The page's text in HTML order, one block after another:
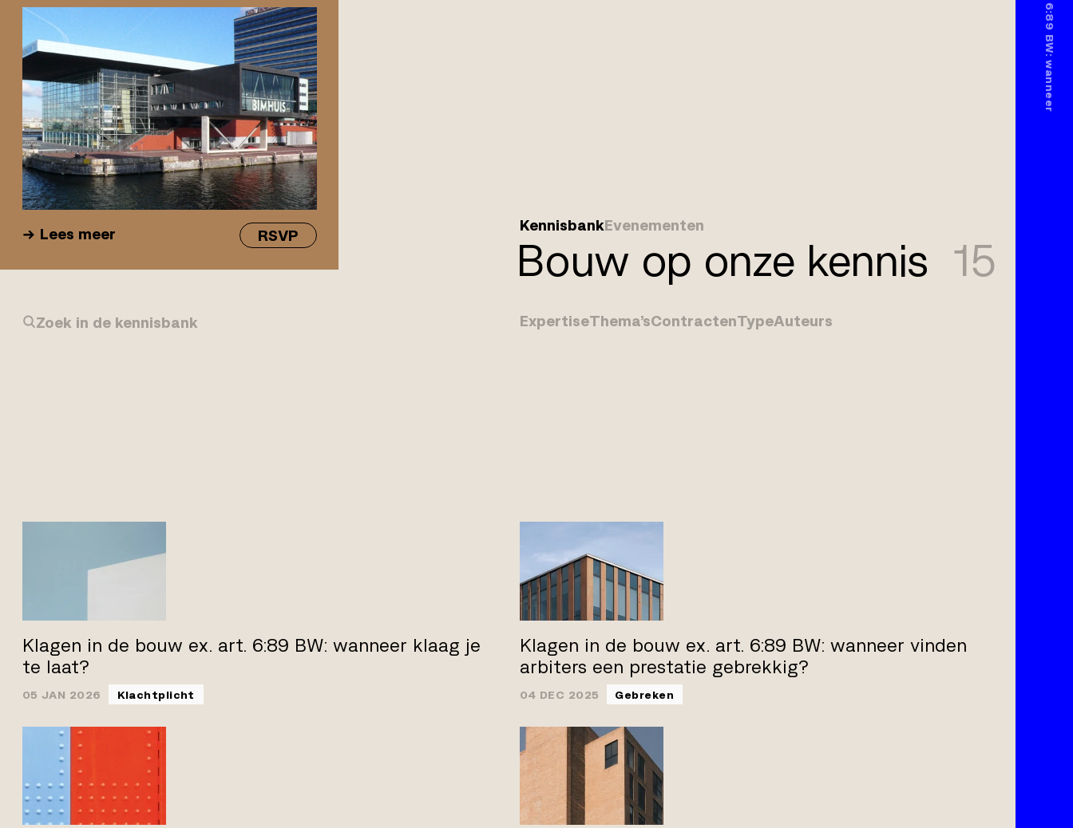
Lees meer RSVP
KennisbankEvenementen
Bouw op onze kennis 15
Zoek in de kennisbank ExpertiseThema’sContractenTypeAuteurs
Klagen in de bouw ex. art. 6:89 BW: wanneer klaag je
te laat?
05 JAN 2026 Klachtplicht
Klagen in de bouw ex. art. 6:89 BW: wanneer vinden
arbiters een prestatie gebrekkig?
04 DEC 2025 Gebreken